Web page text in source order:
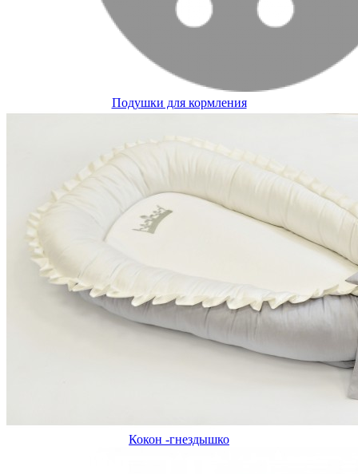
Подушки для кормления
Кокон -гнездышко